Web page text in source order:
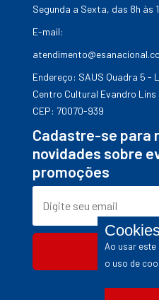
Segunda a Sexta, das 8h às
E-mail:
Endereço: SAUS Quadra 5 -
Centro Cultural Evandro Lins
CEP: 70070-939
Cadastre-se para
novidades sobre
promoções
Ao usar este
o uso de